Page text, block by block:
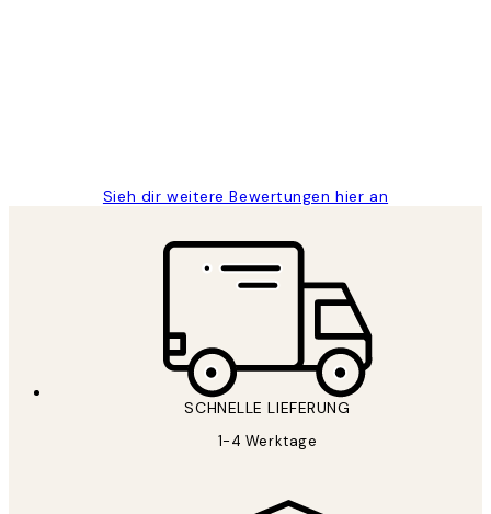
Sieh dir weitere Bewertungen hier an
SCHNELLE LIEFERUNG
1-4 Werktage